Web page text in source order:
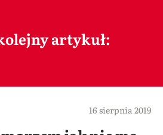
artykuł:
16 sierpnia 2019